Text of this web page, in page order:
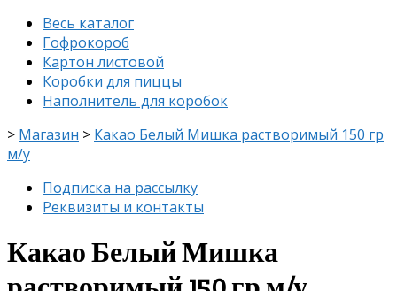
Весь каталог
Гофрокороб
Картон листовой
Коробки для пиццы
Наполнитель для коробок
> Магазин > Какао Белый Мишка растворимый 150 гр
м/у
Подписка на рассылку
Реквизиты и контакты
Какао Белый Мишка